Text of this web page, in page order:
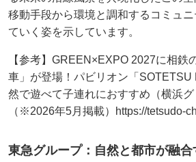
移動手段から環境と調和するコミュ
ていく姿を示しています。
【参考】GREEN×EXPO 2027に相鉄
車」が登場！パビリオン「SOTETSU
然で遊べて子連れにおすすめ（横浜グ
（※2026年5月掲載）https://tetsudo-
東急グループ：自然と都市が融